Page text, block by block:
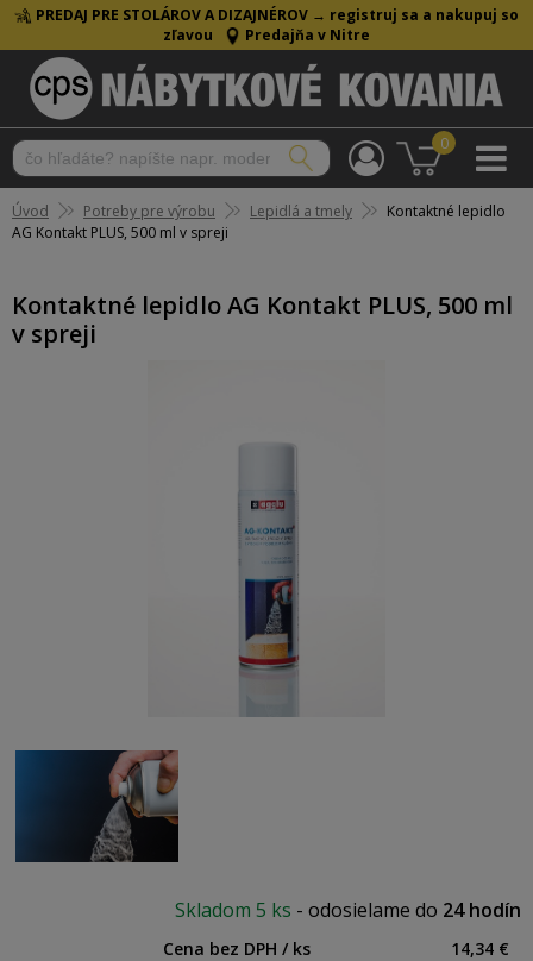
PREDAJ PRE STOLÁROV A DIZAJNÉROV → registruj sa a nakupuj so
zľavou
Predajňa v Nitre
0
Úvod Potreby pre výrobu Lepidlá a tmely
Kontaktné lepidlo
AG Kontakt PLUS, 500 ml v spreji
Kontaktné lepidlo AG Kontakt PLUS, 500 ml
v spreji
Skladom 5 ks - odosielame do 24 hodín
Cena bez DPH / ks 14,34 €